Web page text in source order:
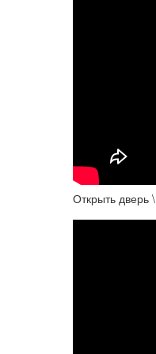
Открыть дверь \